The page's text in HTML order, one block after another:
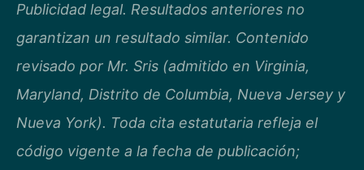
Publicidad legal. Resultados anteriores no
garantizan un resultado similar. Contenido
revisado por Mr. Sris (admitido en Virginia,
Maryland, Distrito de Columbia, Nueva Jersey y
Nueva York). Toda cita estatutaria refleja el
código vigente a la fecha de publicación;